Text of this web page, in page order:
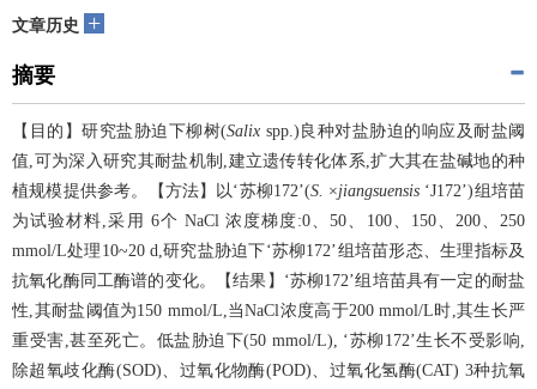
文章历史 +
摘要
【目的】研究盐胁迫下柳树(Salix spp.)良种对盐胁迫的响应及耐盐阈
值,可为深入研究其耐盐机制,建立遗传转化体系,扩大其在盐碱地的种
植规模提供参考。【方法】以‘苏柳172’(S. ×jiangsuensis ‘J172’)组培苗
为试验材料,采用 6个 NaCl 浓度梯度:0、50、100、150、200、250
mmol/L处理10~20 d,研究盐胁迫下‘苏柳172’组培苗形态、生理指标及
抗氧化酶同工酶谱的变化。【结果】‘苏柳172’组培苗具有一定的耐盐
性,其耐盐阈值为150 mmol/L,当NaCl浓度高于200 mmol/L时,其生长严
重受害,甚至死亡。低盐胁迫下(50 mmol/L), ‘苏柳172’生长不受影响,
除超氧歧化酶(SOD)、过氧化物酶(POD)、过氧化氢酶(CAT) 3种抗氧